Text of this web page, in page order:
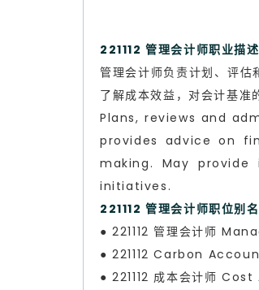
221112 管理会计师职业
管理会计师负责计划、评估
了解成本效益，对会计基准
Plans, reviews and
provides advice on
making. May
initiatives.
221112 管理会计师职位别名
● 221112 管理会计师
● 221112 Carbon
● 221112 成本会计师